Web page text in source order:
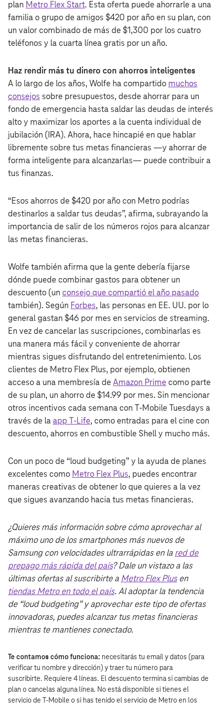
plan Metro Flex Start. Esta oferta puede ahorrarle a una
familia o grupo de amigos $420 por año en su plan, con
un valor combinado de más de $1,300 por los cuatro
teléfonos y la cuarta línea gratis por un año.
Haz rendir más tu dinero con ahorros inteligentes
A lo largo de los años, Wolfe ha compartido muchos
consejos sobre presupuestos, desde ahorrar para un
fondo de emergencia hasta saldar las deudas de interés
alto y maximizar los aportes a la cuenta individual de
jubilación (IRA). Ahora, hace hincapié en que hablar
libremente sobre tus metas financieras —y ahorrar de
forma inteligente para alcanzarlas— puede contribuir a
tus finanzas.
“Esos ahorros de $420 por año con Metro podrías
destinarlos a saldar tus deudas”, afirma, subrayando la
importancia de salir de los números rojos para alcanzar
las metas financieras.
Wolfe también afirma que la gente debería fijarse
dónde puede combinar gastos para obtener un
descuento (un consejo que compartió el año pasado
también). Según Forbes, las personas en EE. UU. por lo
general gastan $46 por mes en servicios de streaming.
En vez de cancelar las suscripciones, combinarlas es
una manera más fácil y conveniente de ahorrar
mientras sigues disfrutando del entretenimiento. Los
clientes de Metro Flex Plus, por ejemplo, obtienen
acceso a una membresía de Amazon Prime como parte
de su plan, un ahorro de $14.99 por mes. Sin mencionar
otros incentivos cada semana con T‑Mobile Tuesdays a
través de la app T-Life, como entradas para el cine con
descuento, ahorros en combustible Shell y mucho más.
Con un poco de “loud budgeting” y la ayuda de planes
excelentes como Metro Flex Plus, puedes encontrar
maneras creativas de obtener lo que quieres a la vez
que sigues avanzando hacia tus metas financieras.
¿Quieres más información sobre cómo aprovechar al
máximo uno de los smartphones más nuevos de
Samsung con velocidades ultrarrápidas en la red de
prepago más rápida del país? Dale un vistazo a las
últimas ofertas al suscribirte a Metro Flex Plusen
tiendas Metro en todo el país. Al adoptar la tendencia
de “loud budgeting” y aprovechar este tipo de ofertas
innovadoras, puedes alcanzar tus metas financieras
mientras te mantienes conectado.
Te contamos cómo funciona: necesitarás tu email y datos (para
verificar tu nombre y dirección) y traer tu número para
suscribirte. Requiere 4 líneas. El descuento termina si cambias de
plan o cancelas alguna línea. No está disponible si tienes el
servicio de T‑Mobile o si has tenido el servicio de Metro en los